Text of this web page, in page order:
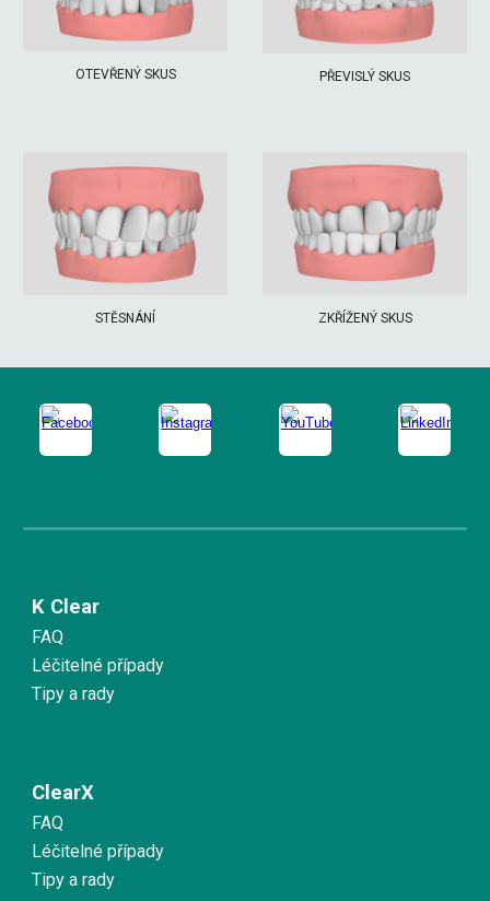
OTEVŘENÝ SKUS PŘEVISLÝ SKUS
STĚSNÁNÍ ZKŘÍŽENÝ SKUS
K Clear
FAQ
Léčitelné případy
Tipy a rady
ClearX
FAQ
Léčitelné případy
Tipy a rady